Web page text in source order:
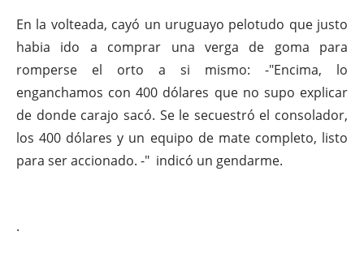
En la volteada, cayó un uruguayo pelotudo que justo
habia ido a comprar una verga de goma para
romperse el orto a si mismo: -"Encima, lo
enganchamos con 400 dólares que no supo explicar
de donde carajo sacó. Se le secuestró el consolador,
los 400 dólares y un equipo de mate completo, listo
para ser accionado. -" indicó un gendarme.
.